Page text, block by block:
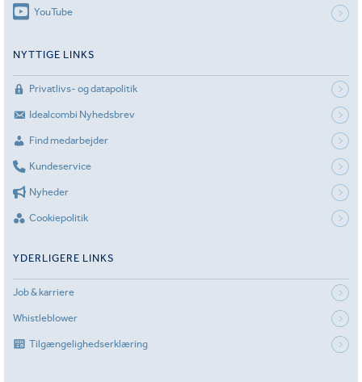
YouTube
NYTTIGE LINKS
Privatlivs- og datapolitik
Idealcombi Nyhedsbrev
Find medarbejder
Kundeservice
Nyheder
Cookiepolitik
YDERLIGERE LINKS
Job & karriere
Whistleblower
Tilgængelighedserklæring